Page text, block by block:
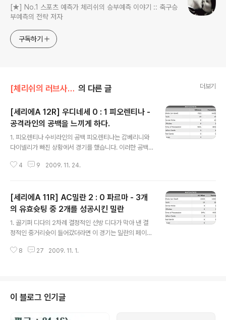
[★] No.1 스포츠 예측가 체리쉬의 승부예측 이야기 :: 축구승
부예측의 전략 저자
구독하기
[체리쉬의 러브사커]/체리쉬의 눈 - 경기리뷰 의 다른 글 더보기
[세리에A 12R] 우디네세 0 : 1 피오렌티나 -
공격라인의 공백을 느끼게 하다.
1. 피오렌티나 수비라인의 공백 피오렌티나는 감베리니와
다이넬리가 빠진 상황에서 경기를 했습니다. 이러한 공백
들 정도로 불안한 모습들을 연출했는데, 결국 우디네세의
맡았고, 고비와 실베스트리가 측면수비를 맡았는데, 실베
스트리가 측면에서 페페를 잘 봉쇄해준 것이 큰 공로였다
여겨지는 경기였습니다. 2. 피오렌티나 무투, 요베티치의
공백은…? 피오렌티나는 무투와 요베티치의 공백을 측면
가스와 마르키오니의 활약이 우수했으며, 요베티치 대신
4 9 2009. 11. 24.
[세리에A 11R] AC밀란 2 : 0 파르마 - 3개
의 유효슛팅 중 2개를 성공시킨 밀란
1. 골기퍼 디다의 2차례 결정적인 선방 디다가 막아 낸 결
정적인 중거리슛이 들어갔더라면 이 경기는 밀란의 페이스
디다의 선방에 걸려 골대에 맞고 아웃된 부분은 이 경기 통
상황이 만들어지고 있습니다. 2. 파르마 수비의 측면에 대
한 대처 부족 파르마의 귀둘린 감독은 오늘 4-4-2 로 나섰
8 27 2009. 11. 1.
이 블로그 인기글